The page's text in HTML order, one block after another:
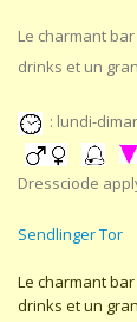
Le charmant
drinks et un
: lundi-
Dressciode
Sendlinger Tor
Le charmant
drinks et un